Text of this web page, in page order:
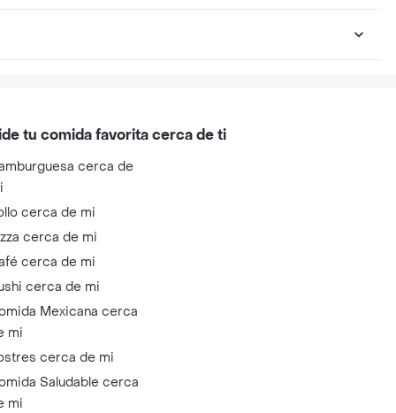
tu comida favorita cerca de ti
cerca de
cerca de mi
cerca de mi
cerca de mi
cerca de mi
Mexicana cerca
mi
cerca de mi
Saludable cerca
mi